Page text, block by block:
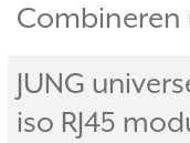
Combineren
JUNG
iso RJ45